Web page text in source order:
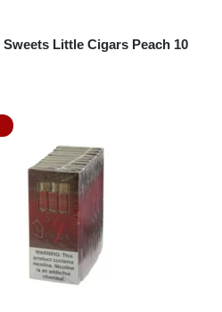
Little Cigars Peach 10